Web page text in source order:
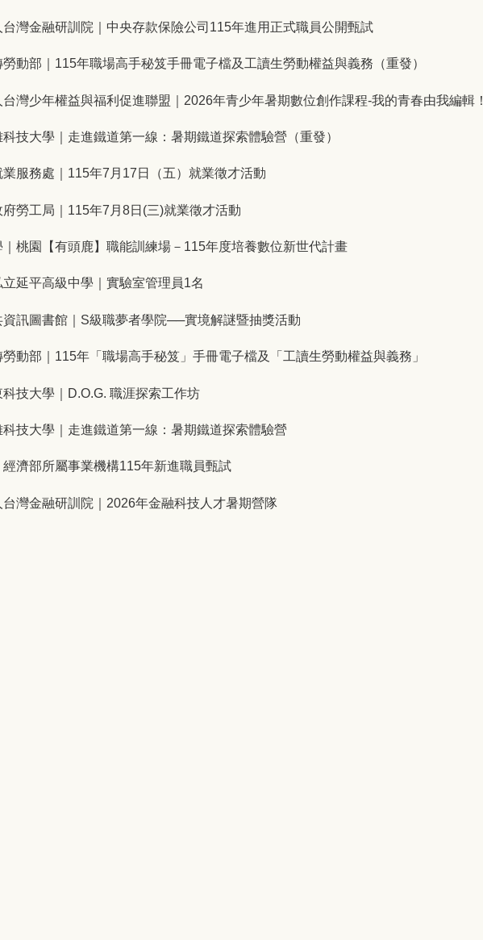
台灣金融研訓院｜中央存款保險公司115年進用正式職員公開甄試
勞動部｜115年職場高手秘笈手冊電子檔及工讀生勞動權益與義務（重發）
台灣少年權益與福利促進聯盟｜2026年青少年暑期數位創作課程-我的青春由我編輯！
科技大學｜走進鐵道第一線：暑期鐵道探索體驗營（重發）
業服務處｜115年7月17日（五）就業徵才活動
府勞工局｜115年7月8日(三)就業徵才活動
｜桃園【有頭鹿】職能訓練場－115年度培養數位新世代計畫
立延平高級中學｜實驗室管理員1名
資訊圖書館｜S級職夢者學院──實境解謎暨抽獎活動
勞動部｜115年「職場高手秘笈」手冊電子檔及「工讀生勞動權益與義務」
科技大學｜D.O.G. 職涯探索工作坊
科技大學｜走進鐵道第一線：暑期鐵道探索體驗營
經濟部所屬事業機構115年新進職員甄試
台灣金融研訓院｜2026年金融科技人才暑期營隊